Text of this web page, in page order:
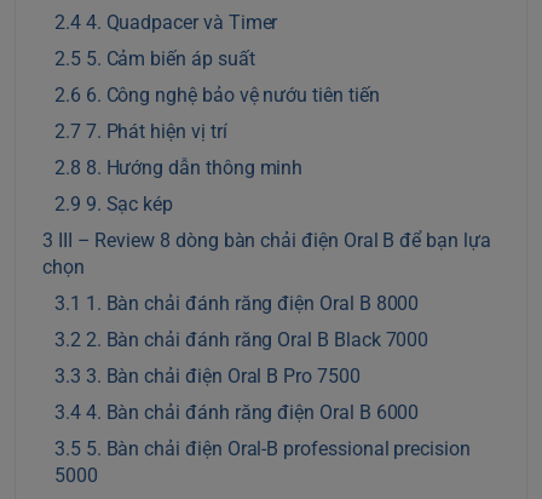
4. Quadpacer và Timer
5. Cảm biến áp suất
6. Công nghệ bảo vệ nướu tiên tiến
7. Phát hiện vị trí
8. Hướng dẫn thông minh
9. Sạc kép
III – Review 8 dòng bàn chải điện Oral B để bạn lựa
chọn
1. Bàn chải đánh răng điện Oral B 8000
2. Bàn chải đánh răng Oral B Black 7000
3. Bàn chải điện Oral B Pro 7500
4. Bàn chải đánh răng điện Oral B 6000
5. Bàn chải điện Oral-B professional precision
5000